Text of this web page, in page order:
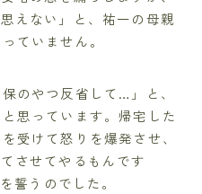
えない」と、祐一の母親
ていません。
のやつ反省して…」と、
思っています。帰宅した
受けて怒りを爆発させ、
させてやるもんです
誓うのでした。